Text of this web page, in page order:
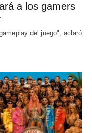
a los gamers
del juego", aclaró